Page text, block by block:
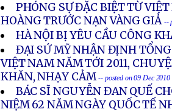
PHÓNG SỰ ĐẶC BIỆT TỪ
HOÀNG TRƯỚC NẠN VÀNG GIẢ --
HÀ NỘI BỊ YÊU CẦU CÔNG
ĐẠI SỨ MỸ NHẬN ĐỊNH
VIỆT NAM NĂM TỚI 2011,
KHĂN, NHẠY CẢM -- posted on 09 Dec 2010
BÁC SĨ NGUYỄN ĐAN QUẾ
NIỆM 62 NĂM NGÀY QUỐC TẾ